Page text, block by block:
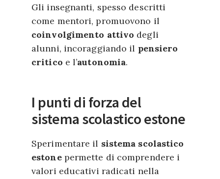
Gli insegnanti, spesso descritti
come mentori, promuovono il
coinvolgimento attivo degli
alunni, incoraggiando il pensiero
critico e l’autonomia.
I punti di forza del
sistema scolastico estone
Sperimentare il sistema scolastico
estonepermette di comprendere i
valori educativi radicati nella